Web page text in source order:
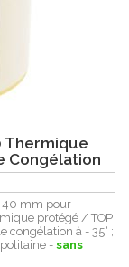
Thermique
Congélation
40 mm pour
protégé / TOP
congélation à - 35° ;
-sans